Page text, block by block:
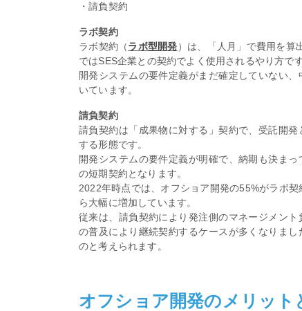
・請負契約
ラボ契約
ラボ契約（ラボ型開発）は、「人月」で費用を算
ではSES企業との契約でよく使用されるやり方です
開発システムの要件定義がまだ確定していない
いています。
請負契約
請負契約は「成果物に対する」契約で、受託開
する形態です。
開発システムの要件定義が明確で、納期も決ま
の短期契約となります。
2022年時点では、オフショア開発の55%がラボ
ら大幅に増加しています。
従来は、請負契約により発注側のマネージメン
の普及により継続契約するケースが多くなりま
のと考えられます。
オフショア開発のメリット